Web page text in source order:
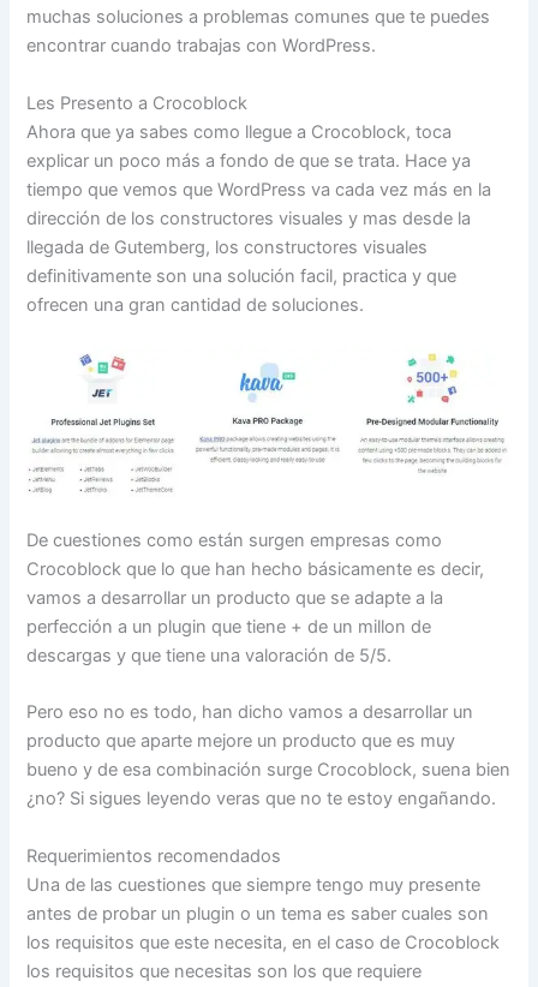
muchas soluciones a problemas comunes que te puedes
encontrar cuando trabajas con WordPress.
Les Presento a Crocoblock
Ahora que ya sabes como llegue a Crocoblock, toca
explicar un poco más a fondo de que se trata. Hace ya
tiempo que vemos que WordPress va cada vez más en la
dirección de los constructores visuales y mas desde la
llegada de Gutemberg, los constructores visuales
definitivamente son una solución facil, practica y que
ofrecen una gran cantidad de soluciones.
De cuestiones como están surgen empresas como
Crocoblock que lo que han hecho básicamente es decir,
vamos a desarrollar un producto que se adapte a la
perfección a un plugin que tiene + de un millon de
descargas y que tiene una valoración de 5/5.
Pero eso no es todo, han dicho vamos a desarrollar un
producto que aparte mejore un producto que es muy
bueno y de esa combinación surge Crocoblock, suena bien
¿no? Si sigues leyendo veras que no te estoy engañando.
Requerimientos recomendados
Una de las cuestiones que siempre tengo muy presente
antes de probar un plugin o un tema es saber cuales son
los requisitos que este necesita, en el caso de Crocoblock
los requisitos que necesitas son los que requiere